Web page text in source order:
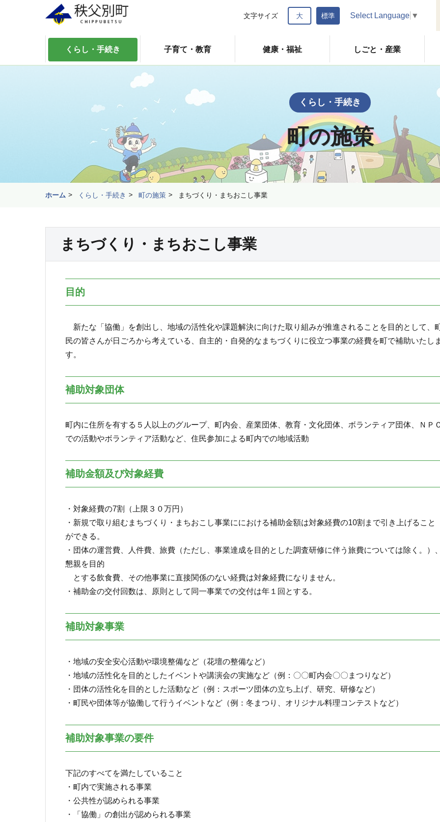
くらし・手続き 子育て・教育 健康・福祉 しごと・産業
文字サイズ 大 標準 Select Language ▼
くらし・手続き
町の施策
ホーム くらし・手続き 町の施策 まちづくり・まちおこし事業
まちづくり・まちおこし事業
目的
新たな「協働」を創出し、地域の活性化や課題解決に向けた取り組みが推進されることを目的として、
民の皆さんが日ごろから考えている、自主的・自発的なまちづくりに役立つ事業の経費を町で補助いたし
す。
補助対象団体
町内に住所を有する５人以上のグループ、町内会、産業団体、教育・文化団体、ボランティア団体、ＮＰ
での活動やボランティア活動など、住民参加による町内での地域活動
補助金額及び対象経費
・対象経費の7割（上限３０万円）
・新規で取り組むまちづくり・まちおこし事業ににおける補助金額は対象経費の10割まで引き上げること
ができる。
・団体の運営費、人件費、旅費（ただし、事業達成を目的とした調査研修に伴う旅費については除く。）
懇親を目的
とする飲食費、その他事業に直接関係のない経費は対象経費になりません。
・補助金の交付回数は、原則として同一事業での交付は年１回とする。
補助対象事業
・地域の安全安心活動や環境整備など（花壇の整備など）
・地域の活性化を目的としたイベントや講演会の実施など（例：〇〇町内会〇〇まつりなど）
・団体の活性化を目的とした活動など（例：スポーツ団体の立ち上げ、研究、研修など）
・町民や団体等が協働して行うイベントなど（例：冬まつり、オリジナル料理コンテストなど）
補助対象事業の要件
下記のすべてを満たしていること
・町内で実施される事業
・公共性が認められる事業
・「協働」の創出が認められる事業